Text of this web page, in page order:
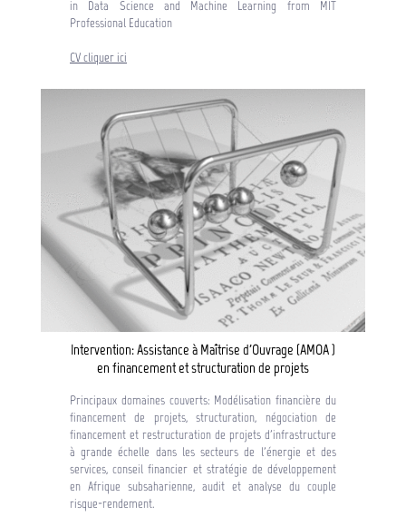
in Data Science and Machine Learning from MIT
Professional Education
CV cliquer ici
Intervention: Assistance à Maîtrise d'Ouvrage (AMOA )
en financement et structuration de projets
Principaux domaines couverts: Modélisation financière du
financement de projets, structuration, négociation de
financement et restructuration de projets d'infrastructure
à grande échelle dans les secteurs de l'énergie et des
services, conseil financier et stratégie de développement
en Afrique subsaharienne, audit et analyse du couple
risque-rendement.